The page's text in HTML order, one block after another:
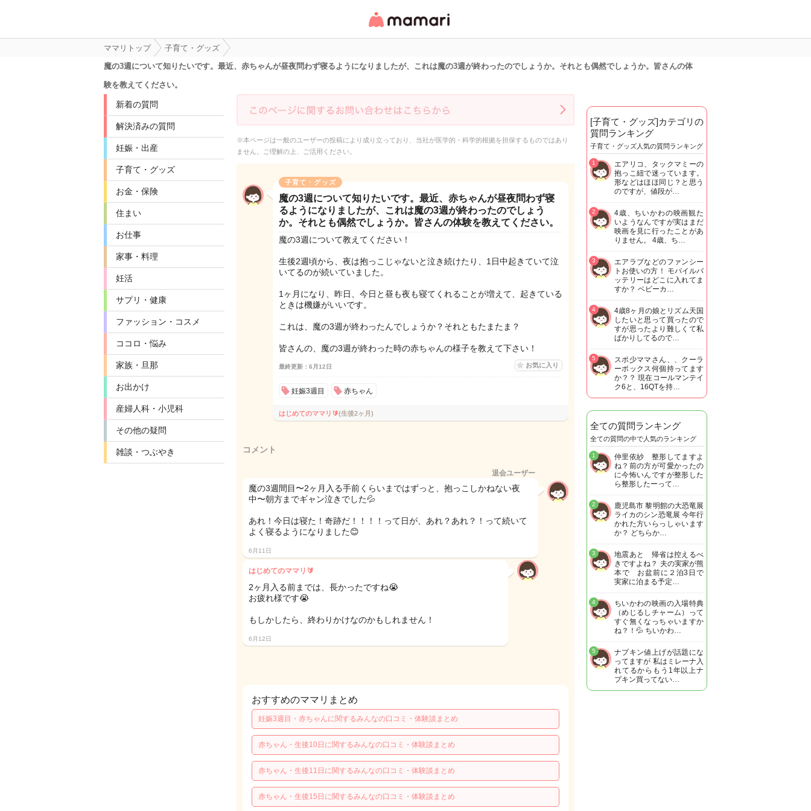
リ・情報サイト
ママリトップ
子育て・グッズ
魔の3週について知りたいです。最近、赤ちゃんが昼夜問わず寝るようになりましたが、これは魔の3週が終わったのでしょうか。それとも偶然でしょうか。皆さんの体
験を教えてください。
新着の質問
解決済みの質問
妊娠・出産
子育て・グッズ
お金・保険
住まい
お仕事
家事・料理
妊活
サプリ・健康
ファッション・コスメ
ココロ・悩み
家族・旦那
お出かけ
産婦人科・小児科
その他の疑問
雑談・つぶやき
※本ページは一般のユーザーの投稿により成り立っており、当社が医学的・科学的根拠を担保するものではあり
ません。ご理解の上、ご活用ください。
子育て・グッズ
魔の3週について知りたいです。最近、赤ちゃんが昼夜問わず寝
るようになりましたが、これは魔の3週が終わったのでしょう
か。それとも偶然でしょうか。皆さんの体験を教えてください。
魔の3週について教えてください！
生後2週頃から、夜は抱っこじゃないと泣き続けたり、1日中起きていて泣
いてるのが続いていました。
1ヶ月になり、昨日、今日と昼も夜も寝てくれることが増えて、起きている
ときは機嫌がいいです。
これは、魔の3週が終わったんでしょうか？それともたまたま？
皆さんの、魔の3週が終わった時の赤ちゃんの様子を教えて下さい！
最終更新：6月12日 お気に入り
妊娠3週目 赤ちゃん
はじめてのママリ🔰(生後2ヶ月)
コメント
退会ユーザー
魔の3週間目〜2ヶ月入る手前くらいまではずっと、抱っこしかねない夜
中〜朝方までギャン泣きでした💦
あれ！今日は寝た！奇跡だ！！！！って日が、あれ？あれ？！って続いて
よく寝るようになりました😊
6月11日
はじめてのママリ🔰
2ヶ月入る前までは、長かったですね😭
お疲れ様です😭
もしかしたら、終わりかけなのかもしれません！
6月12日
おすすめのママリまとめ
妊娠3週目・赤ちゃんに関するみんなの口コミ・体験談まとめ
赤ちゃん・生後10日に関するみんなの口コミ・体験談まとめ
赤ちゃん・生後11日に関するみんなの口コミ・体験談まとめ
赤ちゃん・生後15日に関するみんなの口コミ・体験談まとめ
[子育て・グッズ]カテゴリの
質問ランキング
子育て・グッズ人気の質問ランキング
エアリコ、タックマミーの
抱っこ紐で迷っています。
形などはほほ同じ？と思う
のですが、値段が…
1
4歳、ちいかわの映画観た
いようなんですが実はまだ
映画を見に行ったことがあ
りません。 4歳、ち…
2
エアラブなどのファンシー
トお使いの方！ モバイルバ
ッテリーはどこに入れてま
すか？ ベビーカ…
3
4歳8ヶ月の娘とリズム天国
したいと思って買ったので
すが思ったより難しくて私
ばかりしてるので…
4
スポ少ママさん、、クーラ
ーボックス何個持ってます
か？？ 現在コールマンテイ
ク6と、16QTを持…
5
全ての質問ランキング
全ての質問の中で人気のランキング
仲里依紗 整形してますよ
ね？前の方が可愛かったの
に今怖いんですが整形した
ら整形したーって…
1
鹿児島市 黎明館の大恐竜展
ライカのシン恐竜展 今年行
かれた方いらっしゃいます
か？ どちらか…
2
地震あと 帰省は控えるべ
きですよね？ 夫の実家が熊
本で お盆前に２泊3日で
実家に泊まる予定…
3
ちいかわの映画の入場特典
（めじるしチャーム）って
すぐ無くなっちゃいますか
ね？！💦 ちいかわ…
4
ナプキン値上げが話題にな
ってますが 私はミレーナ入
れてるからもう1年以上ナ
プキン買ってない…
5